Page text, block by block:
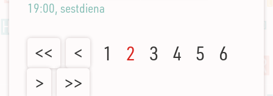
19:00, sestdiena
<< < 1 2 3 4 5
6
>
>>